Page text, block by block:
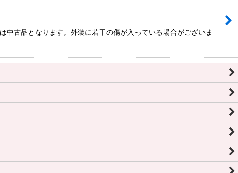
古品となります。外装に若干の傷が入っている場合がございま